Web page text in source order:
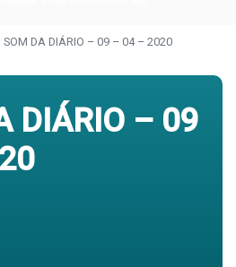
SOM DA DIÁRIO – 09 – 04 – 2020
DIÁRIO – 09